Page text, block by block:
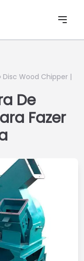
Disc Wood Chipper |
De
Fazer